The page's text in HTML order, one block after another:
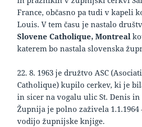
France, občasno pa tudi v kapeli
Louis. V tem času je nastalo
Slovene Catholique, Montreal
katerem bo nastala slovenska
22. 8. 1963 je družtvo ASC
Catholique) kupilo cerkev, ki je
in sicer na vogalu ulic St. Denis
Župnija je polno zaživela 1.1.1964
vodijo župnijske knjige.